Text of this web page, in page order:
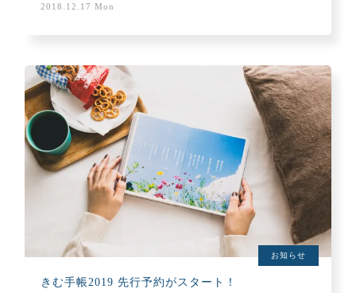
2018.12.17 Mon
お知らせ
きむ手帳2019 先行予約がスタート！